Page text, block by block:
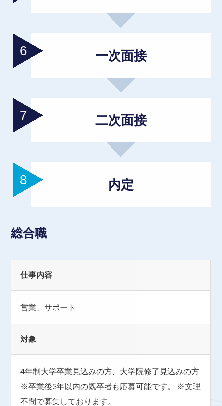
一次面接
二次面接
内定
総合職
仕事内容
営業、サポート
対象
4年制大学卒業見込みの方、大学院修了見込みの方
※卒業後3年以内の既卒者も応募可能です。 ※文理
不問で募集しております。